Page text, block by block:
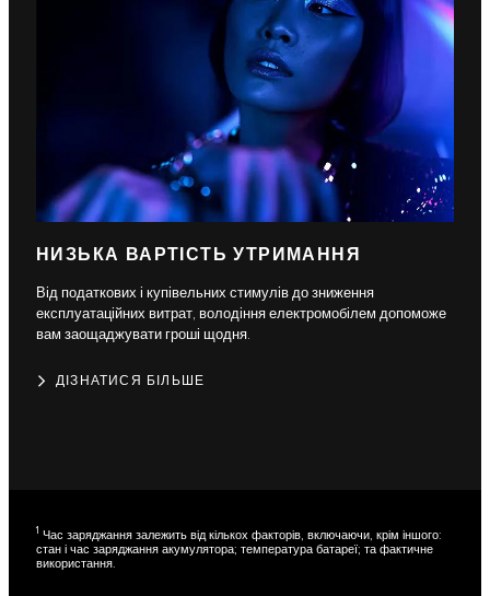
НИЗЬКА ВАРТІСТЬ УТРИМАННЯ
Від податкових і купівельних стимулів до зниження
експлуатаційних витрат, володіння електромобілем допоможе
вам заощаджувати гроші щодня.
ДІЗНАТИСЯ БІЛЬШЕ
1 Час заряджання залежить від кількох факторів, включаючи, крім іншого:
стан і час заряджання акумулятора; температура батареї; та фактичне
використання.